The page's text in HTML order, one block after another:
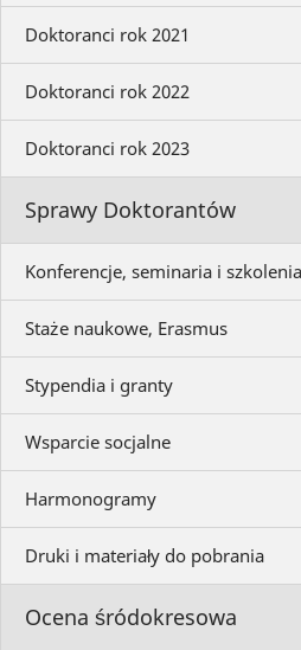
Doktoranci rok 2021
Doktoranci rok 2022
Doktoranci rok 2023
Sprawy Doktorantów
Konferencje, seminaria i szkolenia
Staże naukowe, Erasmus
Stypendia i granty
Wsparcie socjalne
Harmonogramy
Druki i materiały do pobrania
Ocena śródokresowa